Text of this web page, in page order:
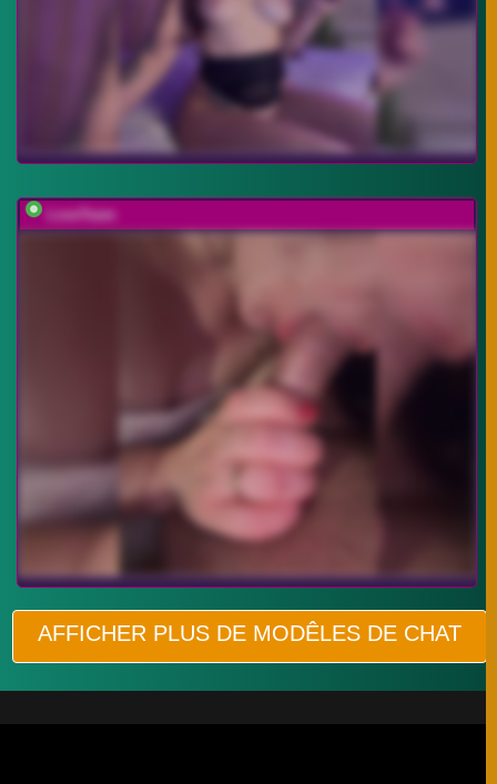
LoveTeam
AFFICHER PLUS DE MODÊLES DE CHAT